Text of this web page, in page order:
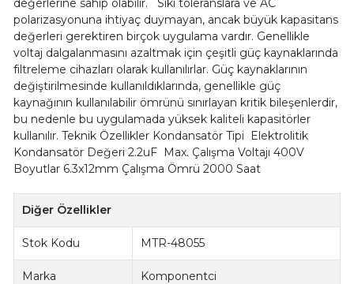
değerlerine sahip olabilir. Sıkı toleranslara ve AC
polarizasyonuna ihtiyaç duymayan, ancak büyük kapasitans
değerleri gerektiren birçok uygulama vardır. Genellikle
voltaj dalgalanmasını azaltmak için çeşitli güç kaynaklarında
filtreleme cihazları olarak kullanılırlar. Güç kaynaklarının
değiştirilmesinde kullanıldıklarında, genellikle güç
kaynağının kullanılabilir ömrünü sınırlayan kritik bileşenlerdir,
bu nedenle bu uygulamada yüksek kaliteli kapasitörler
kullanılır. Teknik Özellikler Kondansatör Tipi Elektrolitik
Kondansatör Değeri 2.2uF Max. Çalışma Voltajı 400V
Boyutlar 6.3x12mm Çalışma Ömrü 2000 Saat
Diğer Özellikler
Stok Kodu MTR-48055
Marka Komponentci